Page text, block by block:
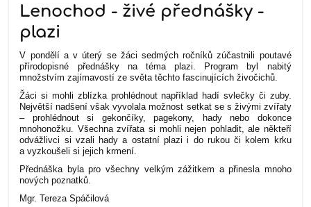
Lenochod - živé přednášky -
plazi
V pondělí a v úterý se žáci sedmých ročníků zúčastnili poutavé
přírodopisné přednášky na téma plazi. Program byl nabitý
množstvím zajímavostí ze světa těchto fascinujících živočichů.
Žáci si mohli zblízka prohlédnout například hadí svlečky či zuby.
Největší nadšení však vyvolala možnost setkat se s živými zvířaty
– prohlédnout si gekončíky, pagekony, hady nebo dokonce
mnohonožku. Všechna zvířata si mohli nejen pohladit, ale někteří
odvážlivci si vzali hady a ostatní plazi i do rukou či kolem krku
a vyzkoušeli si jejich krmení.
Přednáška byla pro všechny velkým zážitkem a přinesla mnoho
nových poznatků.
Mgr. Tereza Spáčilová